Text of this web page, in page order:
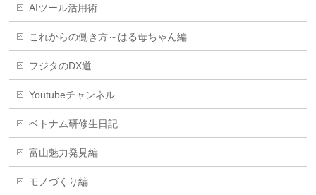
AIツール活用術
これからの働き方～はる母ちゃん編
フジタのDX道
Youtubeチャンネル
ベトナム研修生日記
富山魅力発見編
モノづくり編